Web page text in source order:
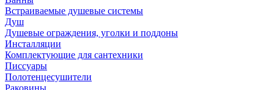
Встраиваемые душевые системы
Душ
Душевые ограждения, уголки и поддоны
Инсталляции
Комплектующие для сантехники
Писсуары
Полотенцесушители
Раковины